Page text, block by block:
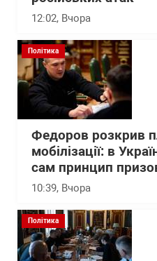
12:02, Вчора
Політика
Федоров розкрив
мобілізації: в
сам принцип
10:39, Вчора
Політика